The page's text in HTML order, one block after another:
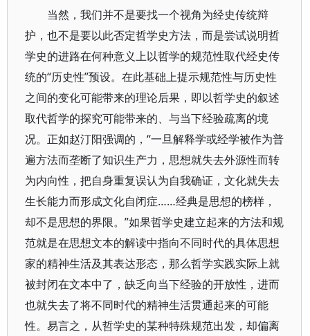
当然，我们并不是要找一个视角为经史传统辩
护，也不是要以此否定哲学史方法，而是尝试说明哲
学史的进路在何种意义上以哲学的规范性取代经史传
统的“历史性”预设。在此基础上提示规范性与历史性
之间的变化可能带来的理论后果，即以哲学史的叙述
取代哲学的探究可能带来的、与当下经验疏离的境
况。正如赵汀阳强调的，“一旦解释学或经学被作为普
遍方法而垄断了知识生产力，思想就失去外源性而转
为内向性，把自身重复误认为自我确证，文化就失去
生长能力而形成文化自闭症……经典是思想的榜样，
却不是思想的界限。”如果哲学史建立起来的方法和规
范就是在思想文本的解读中指向不同时代的具体思想
家的精神生活及其表达形态，那么哲学实践实际上就
被封闭在文本中了，缺乏向当下经验的开放性，进而
也就失去了将不同时代的精神生活贯通起来的可能
性。易言之，从哲学史的某种特殊规范出发，却偏离